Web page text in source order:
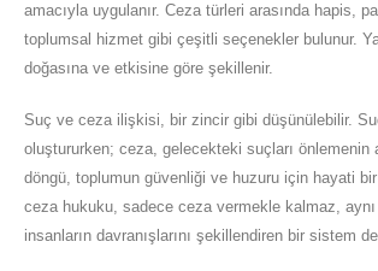
amacıyla uygulanır. Ceza türleri arasında hapis,
toplumsal hizmet gibi çeşitli seçenekler bulunur.
doğasına ve etkisine göre şekillenir.
Suç ve ceza ilişkisi, bir zincir gibi düşünülebilir.
oluştururken; ceza, gelecekteki suçları önlemenin
döngü, toplumun güvenliği ve huzuru için hayati
ceza hukuku, sadece ceza vermekle kalmaz,
insanların davranışlarını şekillendiren bir sistem